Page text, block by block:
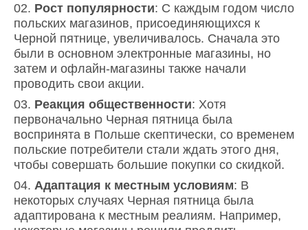
Рост популярности: С каждым годом число
польских магазинов, присоединяющихся к
Черной пятнице, увеличивалось. Сначала это
были в основном электронные магазины, но
затем и офлайн-магазины также начали
проводить свои акции.
Реакция общественности: Хотя
первоначально Черная пятница была
воспринята в Польше скептически, со временем
польские потребители стали ждать этого дня,
чтобы совершать большие покупки со скидкой.
Адаптация к местным условиям: В
некоторых случаях Черная пятница была
адаптирована к местным реалиям. Например,